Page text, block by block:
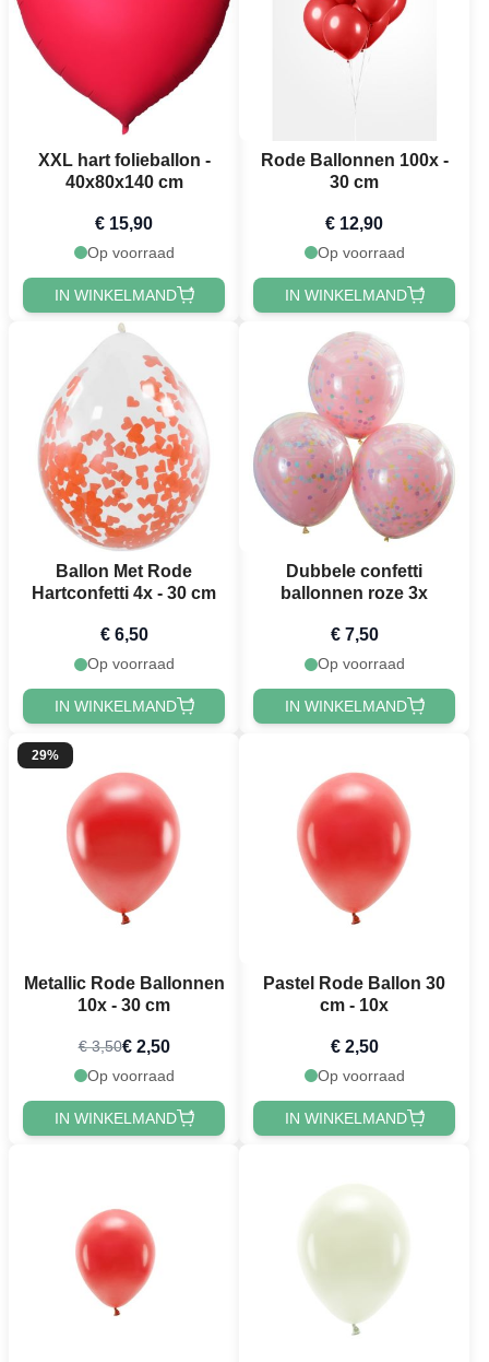
XXL hart folieballon -
40x80x140 cm
€ 15,90
Op voorraad
IN WINKELMAND
Rode Ballonnen 100x -
30 cm
€ 12,90
Op voorraad
IN WINKELMAND
Ballon Met Rode
Hartconfetti 4x - 30 cm
€ 6,50
Op voorraad
IN WINKELMAND
Dubbele confetti
ballonnen roze 3x
€ 7,50
Op voorraad
IN WINKELMAND
29%
Metallic Rode Ballonnen
10x - 30 cm
€ 3,50€ 2,50
Op voorraad
IN WINKELMAND
Pastel Rode Ballon 30
cm - 10x
€ 2,50
Op voorraad
IN WINKELMAND